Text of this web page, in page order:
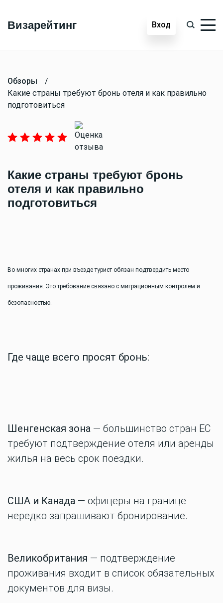
Визарейтинг Вход
Обзоры
/
Какие страны требуют бронь отеля и как правильно
подготовиться
Какие страны требуют бронь
отеля и как правильно
подготовиться
Во многих странах при въезде турист обязан подтвердить место
проживания. Это требование связано с миграционным контролем и
безопасностью.
Где чаще всего просят бронь:
Шенгенская зона — большинство стран ЕС
требуют подтверждение отеля или аренды
жилья на весь срок поездки.
США и Канада — офицеры на границе
нередко запрашивают бронирование.
Великобритания — подтверждение
проживания входит в список обязательных
документов для визы.